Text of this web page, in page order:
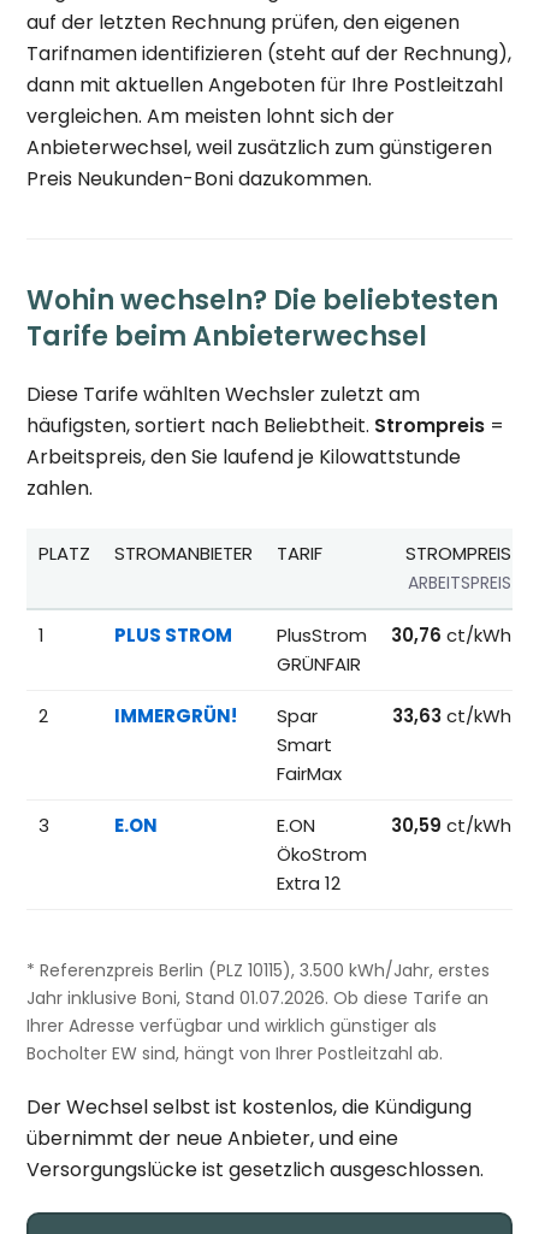
auf der letzten Rechnung prüfen, den eigenen
Tarifnamen identifizieren (steht auf der Rechnung),
dann mit aktuellen Angeboten für Ihre Postleitzahl
vergleichen. Am meisten lohnt sich der
Anbieterwechsel, weil zusätzlich zum günstigeren
Preis Neukunden-Boni dazukommen.
Wohin wechseln? Die beliebtesten
Tarife beim Anbieterwechsel
Diese Tarife wählten Wechsler zuletzt am
häufigsten, sortiert nach Beliebtheit. Strompreis =
Arbeitspreis, den Sie laufend je Kilowattstunde
zahlen.
Beliebteste Tarife beim Anbieterwechsel;
PLATZ STROMANBIETER TARIF STROMPREIS
ARBEITSPREIS
1 PLUS STROM
PlusStrom
GRÜNFAIR
30,76 ct/kWh
2 IMMERGRÜN!
Spar
Smart
FairMax
33,63 ct/kWh
3 E.ON
E.ON
ÖkoStrom
Extra 12
30,59 ct/kWh
* Referenzpreis Berlin (PLZ 10115), 3.500 kWh/Jahr, erstes
Jahr inklusive Boni, Stand 01.07.2026. Ob diese Tarife an
Ihrer Adresse verfügbar und wirklich günstiger als
Bocholter EW sind, hängt von Ihrer Postleitzahl ab.
Der Wechsel selbst ist kostenlos, die Kündigung
übernimmt der neue Anbieter, und eine
Versorgungslücke ist gesetzlich ausgeschlossen.